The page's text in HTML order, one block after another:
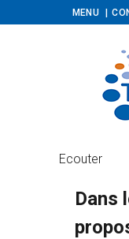
MENU
Ecouter
Dans